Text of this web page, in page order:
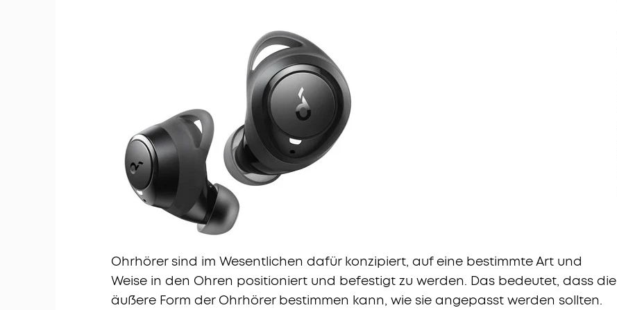
Ohrhörer sind im Wesentlichen dafür konzipiert, auf eine bestimmte Art und
Weise in den Ohren positioniert und befestigt zu werden. Das bedeutet, dass die
äußere Form der Ohrhörer bestimmen kann, wie sie angepasst werden sollten.